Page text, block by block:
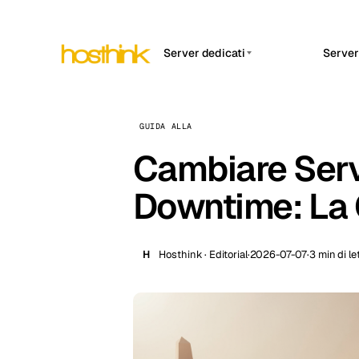
Server dedicati
Africa Server (2)
Sud America Server (4)
Nord America Server (16)
Bursa
e
GUIDA ALLA
Cambiare
Downtime:
H Hosthink · Editorial·2026-07-07·3 min di